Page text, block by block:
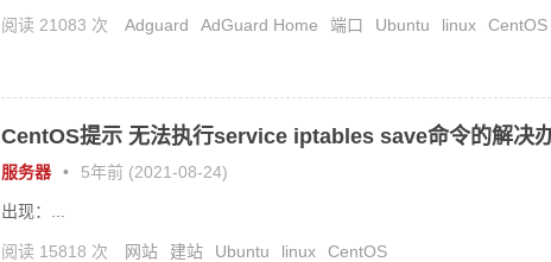
阅读 21083 次 Adguard AdGuard Home 端口 Ubuntu linux CentOS
CentOS提示 无法执行service iptables save命令的解决
服务器 • 5年前 (2021-08-24)
出现：...
阅读 15818 次 网站 建站 Ubuntu linux CentOS